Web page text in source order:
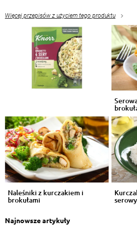
Więcej przepisów z użyciem tego produktu
Naleśniki z kurczakiem i
brokułami
Najnowsze artykuły